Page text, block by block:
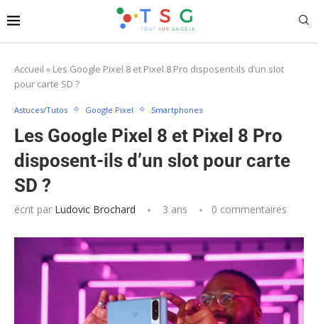
Accueil » Les Google Pixel 8 et Pixel 8 Pro disposent-ils d’un slot
pour carte SD ?
Astuces/Tutos Google Pixel Smartphones
Les Google Pixel 8 et Pixel 8 Pro
disposent-ils d’un slot pour carte
SD ?
écrit par Ludovic Brochard 3 ans 0 commentaires